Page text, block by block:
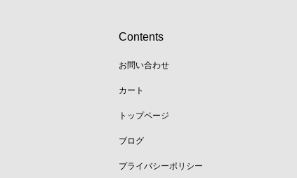
Contents
お問い合わせ
カート
トップページ
ブログ
プライバシーポリシー